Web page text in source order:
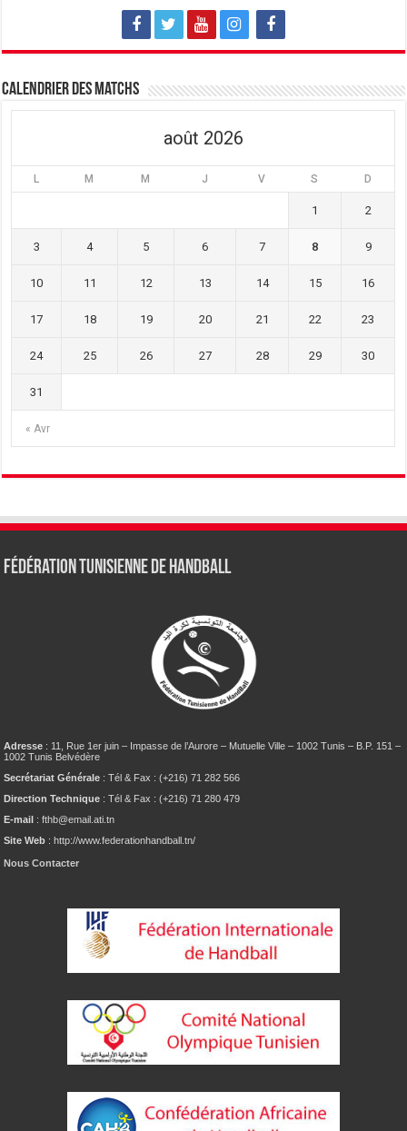
Calendrier des matchs
août 2026
L M M J V S D
« Avr
1 2
3 4 5 6 7 8 9
10 11 12 13 14 15 16
17 18 19 20 21 22 23
24 25 26 27 28 29 30
31
Fédération tunisienne de Handball
Adresse : 11, Rue 1er juin – Impasse de l’Aurore – Mutuelle Ville – 1002 Tunis – B.P. 151 –
1002 Tunis Belvédère
Secrétariat Générale : Tél & Fax : (+216) 71 282 566
Direction Technique : Tél & Fax : (+216) 71 280 479
E-mail : fthb@email.ati.tn
Site Web : http://www.federationhandball.tn/
Nous Contacter